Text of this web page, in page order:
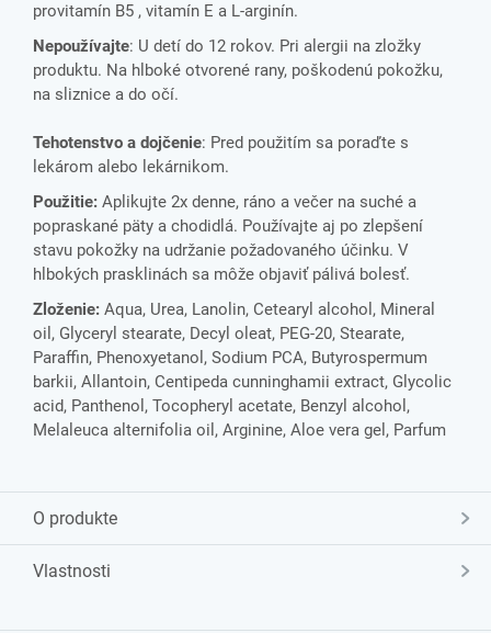
provitamín B5 , vitamín E a L-arginín.
Nepoužívajte: U detí do 12 rokov. Pri alergii na zložky
produktu. Na hlboké otvorené rany, poškodenú pokožku,
na sliznice a do očí.
Tehotenstvo a dojčenie: Pred použitím sa poraďte s
lekárom alebo lekárnikom.
Použitie: Aplikujte 2x denne, ráno a večer na suché a
popraskané päty a chodidlá. Používajte aj po zlepšení
stavu pokožky na udržanie požadovaného účinku. V
hlbokých prasklinách sa môže objaviť pálivá bolesť.
Zloženie: Aqua, Urea, Lanolin, Cetearyl alcohol, Mineral
oil, Glyceryl stearate, Decyl oleat, PEG-20, Stearate,
Paraffin, Phenoxyetanol, Sodium PCA, Butyrospermum
barkii, Allantoin, Centipeda cunninghamii extract, Glycolic
acid, Panthenol, Tocopheryl acetate, Benzyl alcohol,
Melaleuca alternifolia oil, Arginine, Aloe vera gel, Parfum
O produkte
Vlastnosti